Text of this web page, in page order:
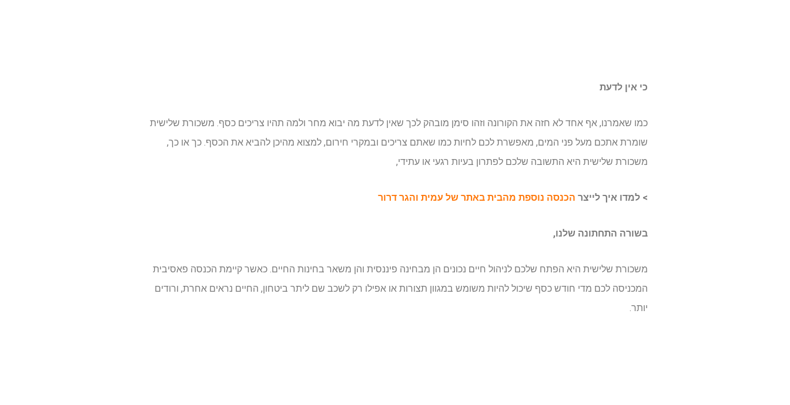
כי אין לדעת
כמו שאמרנו, אף אחד לא חזה את הקורונה וזהו סימן מובהק לכך שאין לדעת מה יבוא מחר ולמה תהיו צריכים כסף. משכורת שלישית
שומרת אתכם מעל פני המים, מאפשרת לכם לחיות כמו שאתם צריכים ובמקרי חירום, למצוא מהיכן להביא את הכסף. כך או כך,
משכורת שלישית היא התשובה שלכם לפתרון בעיות רגעי או עתידי,
> למדו איך לייצר הכנסה נוספת מהבית באתר של עמית והגר דרור
בשורה התחתונה שלנו,
משכורת שלישית היא הפתח שלכם לניהול חיים נכונים הן מבחינה פיננסית והן משאר בחינות החיים. כאשר קיימת הכנסה פאסיבית
המכניסה לכם מדי חודש כסף שיכול להיות משומש במגוון תצורות או אפילו רק לשכב שם ליתר ביטחון, החיים נראים אחרת, ורודים
יותר.